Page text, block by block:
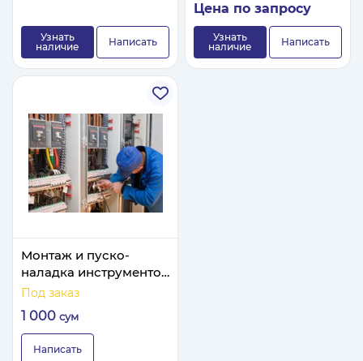
Узнать
наличие
Написать
Цена по запросу
Узнать
наличие
Написать
Монтаж и пуско-
наладка инструментов
и систем
автоматизации.
Под заказ
1 000 сум
Написать